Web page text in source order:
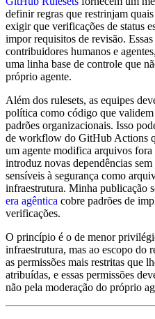
definir regras que restrinjam
exigir que verificações de status
impor requisitos de revisão.
contribuidores humanos e
uma linha base de controle que
próprio agente.
Além dos rulesets, as equipes
política como código que validem
padrões organizacionais. Isso
de workflow do GitHub Actions
um agente modifica arquivos
introduz novas dependências
sensíveis à segurança como
infraestrutura. Minha publicação
era agêntica cobre padrões de
verificações.
O princípio é o de menor
infraestrutura, mas ao escopo do
as permissões mais restritas que
atribuídas, e essas permissões
não pela moderação do próprio